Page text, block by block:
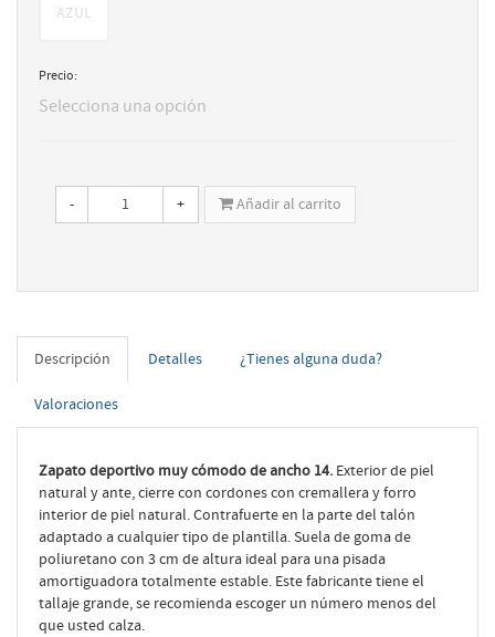
AZUL
Precio:
Selecciona una opción
- + Añadir al carrito
Descripción Detalles ¿Tienes alguna duda?
Valoraciones
Zapato deportivo muy cómodo de ancho 14. Exterior de piel
natural y ante, cierre con cordones con cremallera y forro
interior de piel natural. Contrafuerte en la parte del talón
adaptado a cualquier tipo de plantilla. Suela de goma de
poliuretano con 3 cm de altura ideal para una pisada
amortiguadora totalmente estable. Este fabricante tiene el
tallaje grande, se recomienda escoger un número menos del
que usted calza.